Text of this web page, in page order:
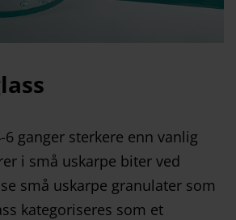
6 ganger sterkere enn vanlig
i små uskarpe biter ved
små uskarpe granulater som
kategoriseres som et